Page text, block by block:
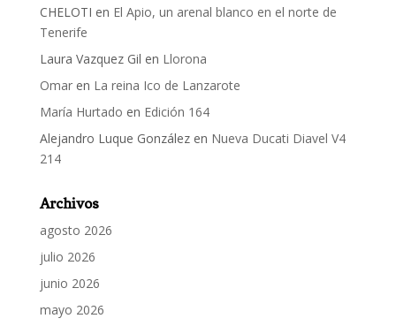
CHELOTI en El Apio, un arenal blanco en el norte de
Tenerife
Laura Vazquez Gil en Llorona
Omaren La reina Ico de Lanzarote
María Hurtado en Edición 164
Alejandro Luque Gonzálezen Nueva Ducati Diavel V4
214
Archivos
agosto 2026
julio 2026
junio 2026
mayo 2026